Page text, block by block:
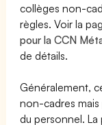
collèges non-
règles. Voir la
pour la CCN
de détails.
Généralement,
non-cadres
du personnel.